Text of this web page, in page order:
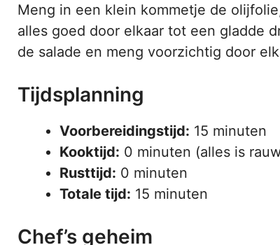
Meng in een klein kommetje de
alles goed door elkaar tot een gladde
de salade en meng voorzichtig door
Tijdsplanning
Voorbereidingstijd: 15 minuten
Kooktijd: 0 minuten (alles is
Rusttijd: 0 minuten
Totale tijd: 15 minuten
Chef’s geheim